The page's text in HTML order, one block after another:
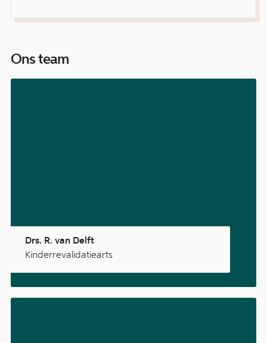
Ons team
Drs. R. van Delft
Kinderrevalidatiearts